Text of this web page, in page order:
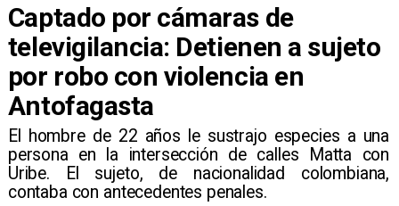
Captado por cámaras de
televigilancia: Detienen a sujeto
por robo con violencia en
Antofagasta
​El hombre de 22 años le sustrajo especies a una
persona en la intersección de calles Matta con
Uribe. El sujeto, de nacionalidad colombiana,
contaba con antecedentes penales.